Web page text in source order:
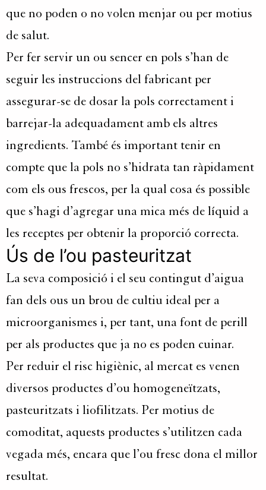
que no poden o no volen menjar ou per motius
de salut.
Per fer servir un ou sencer en pols s’han de
seguir les instruccions del fabricant per
assegurar-se de dosar la pols correctament i
barrejar-la adequadament amb els altres
ingredients. També és important tenir en
compte que la pols no s’hidrata tan ràpidament
com els ous frescos, per la qual cosa és possible
que s’hagi d’agregar una mica més de líquid a
les receptes per obtenir la proporció correcta.
Ús de l’ou pasteuritzat
La seva composició i el seu contingut d’aigua
fan dels ous un brou de cultiu ideal per a
microorganismes i, per tant, una font de perill
per als productes que ja no es poden cuinar.
Per reduir el risc higiènic, al mercat es venen
diversos productes d’ou homogeneïtzats,
pasteuritzats i liofilitzats. Per motius de
comoditat, aquests productes s’utilitzen cada
vegada més, encara que l’ou fresc dona el millor
resultat.